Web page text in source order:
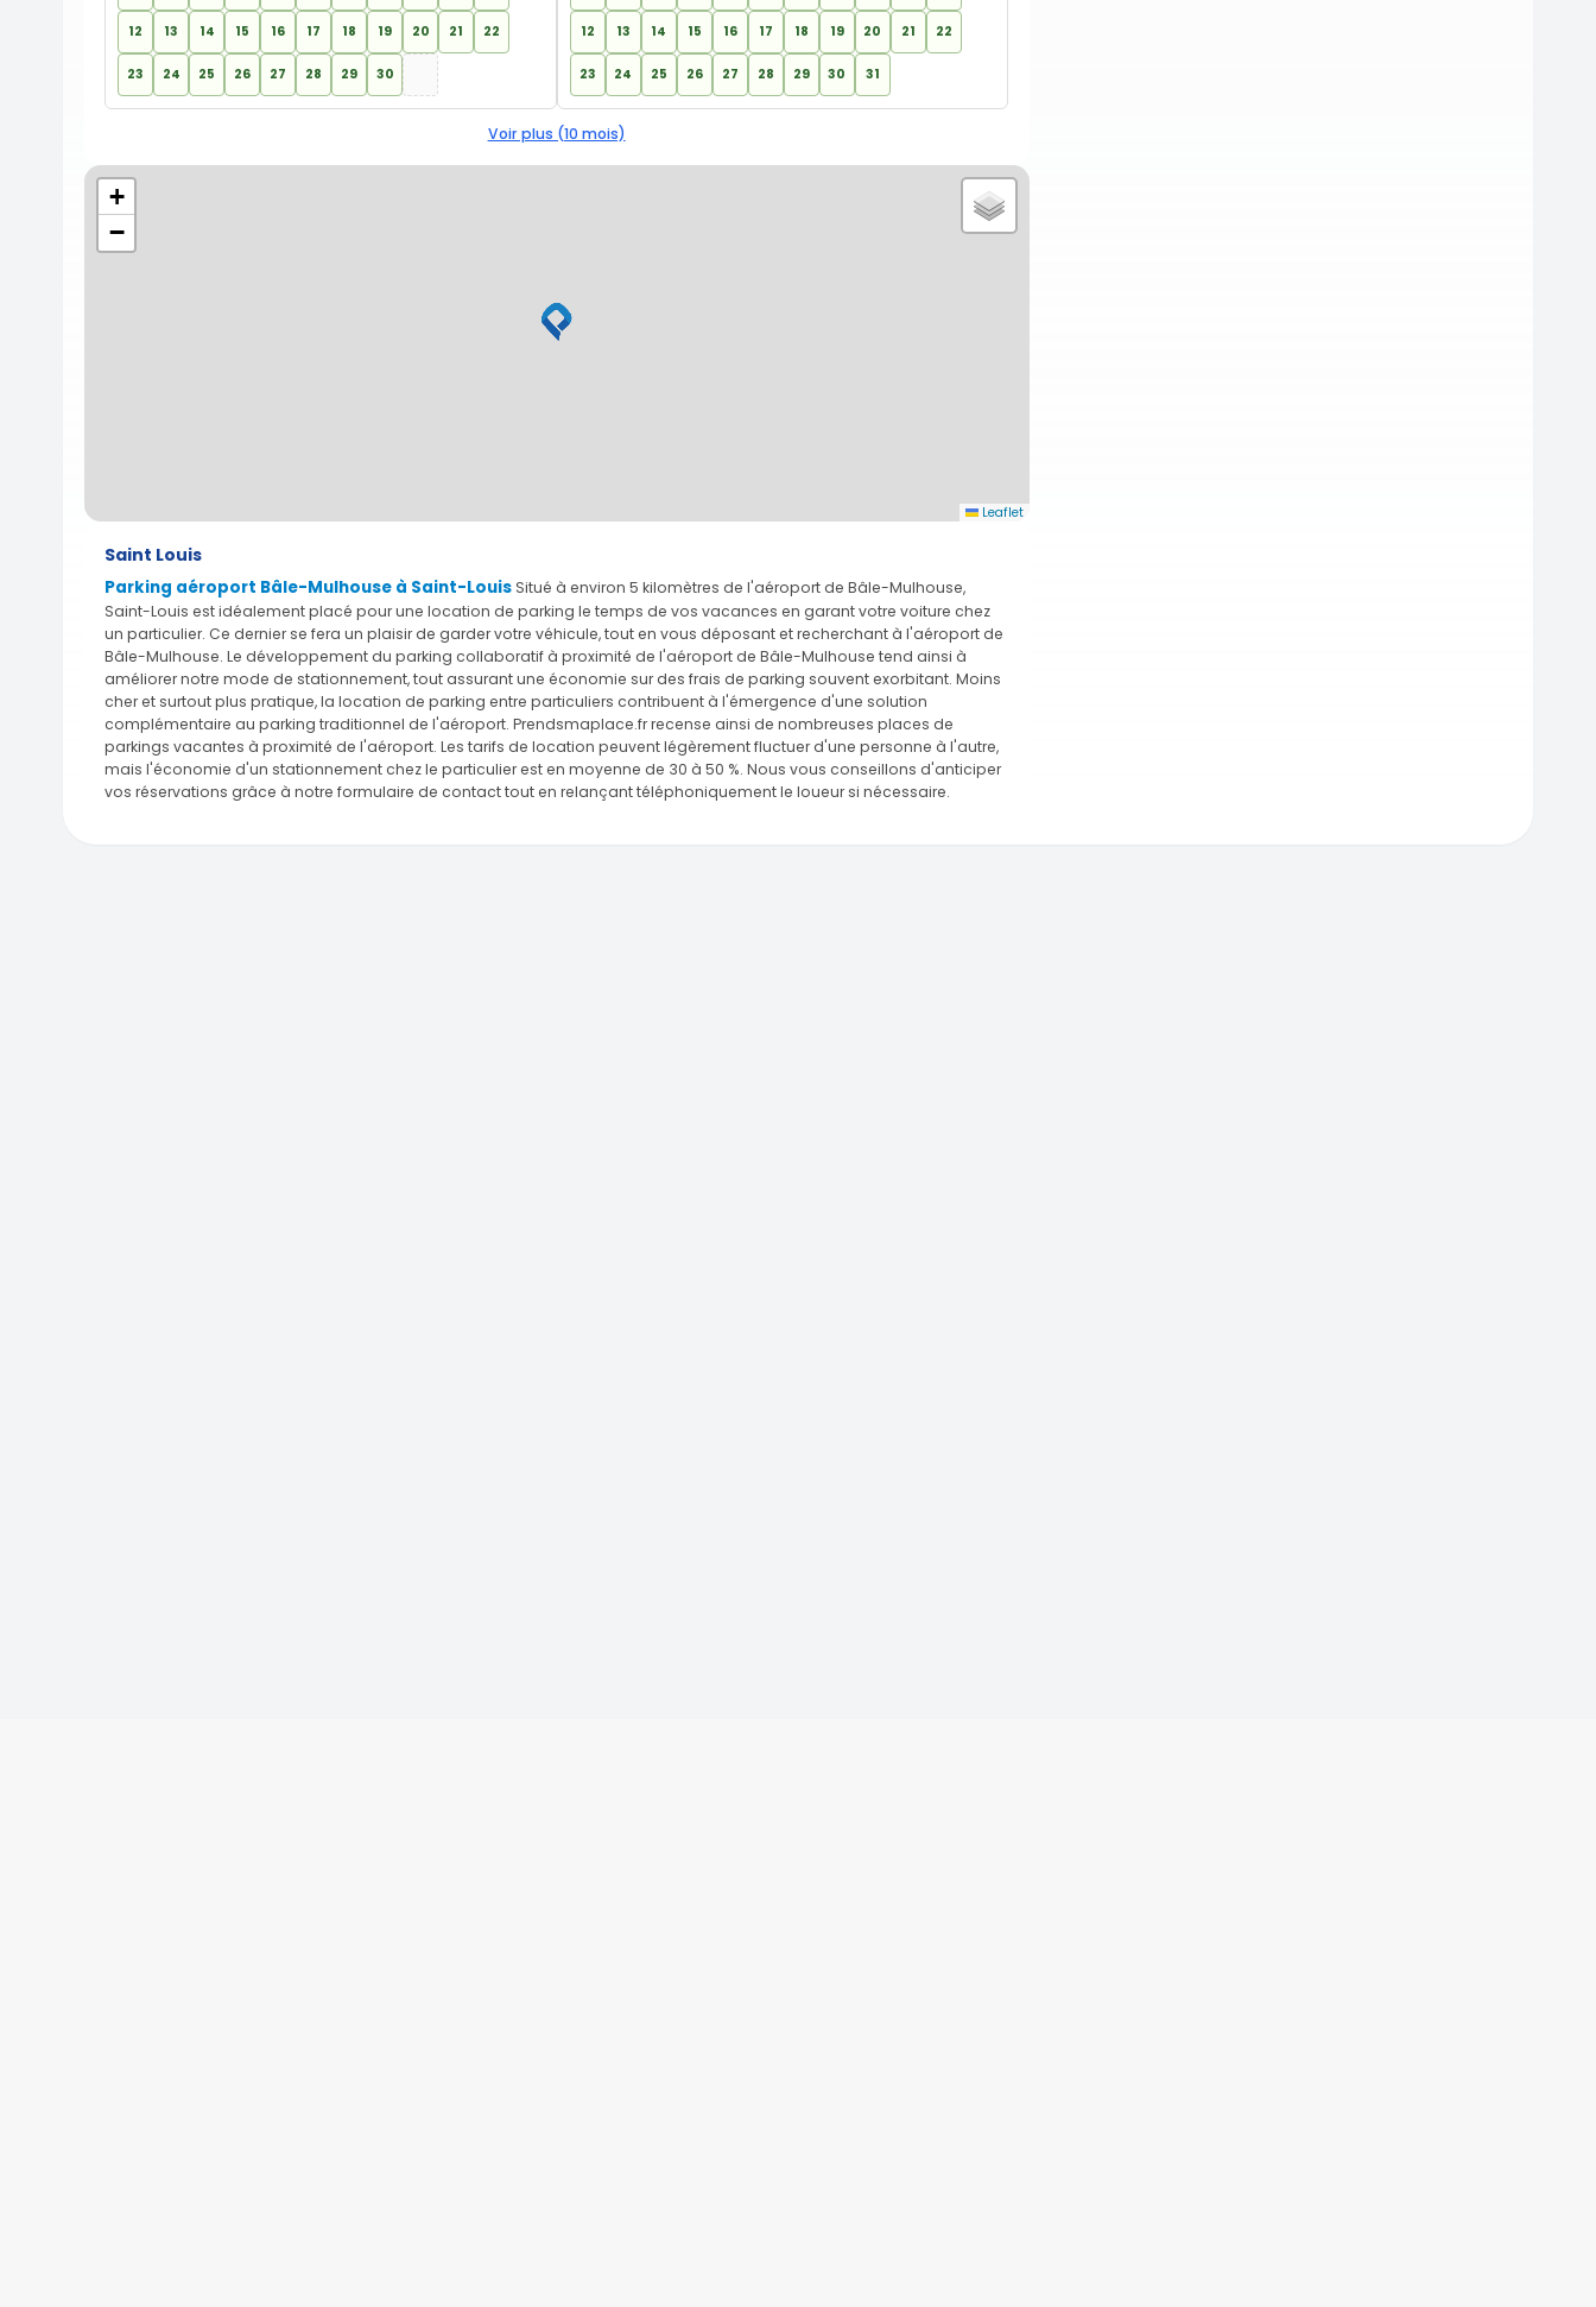
12 13 14 15 16 17 18 19 20 21 22
23 24 25 26 27 28 29 30
12 13 14 15 16 17 18 19 20 21 22
23 24 25 26 27 28 29 30 31
Voir plus (10 mois)
+
−
Leaflet
Saint Louis
Parking aéroport Bâle-Mulhouse à Saint-Louis Situé à environ 5 kilomètres de l'aéroport de Bâle-Mulhouse,
Saint-Louis est idéalement placé pour une location de parking le temps de vos vacances en garant votre voiture chez
un particulier. Ce dernier se fera un plaisir de garder votre véhicule, tout en vous déposant et recherchant à l'aéroport de
Bâle-Mulhouse. Le développement du parking collaboratif à proximité de l'aéroport de Bâle-Mulhouse tend ainsi à
améliorer notre mode de stationnement, tout assurant une économie sur des frais de parking souvent exorbitant. Moins
cher et surtout plus pratique, la location de parking entre particuliers contribuent à l'émergence d'une solution
complémentaire au parking traditionnel de l'aéroport. Prendsmaplace.fr recense ainsi de nombreuses places de
parkings vacantes à proximité de l'aéroport. Les tarifs de location peuvent légèrement fluctuer d'une personne à l'autre,
mais l'économie d'un stationnement chez le particulier est en moyenne de 30 à 50 %. Nous vous conseillons d'anticiper
vos réservations grâce à notre formulaire de contact tout en relançant téléphoniquement le loueur si nécessaire.